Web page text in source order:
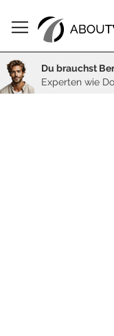
zum
Inhalt
Du brauchst
Experten wie